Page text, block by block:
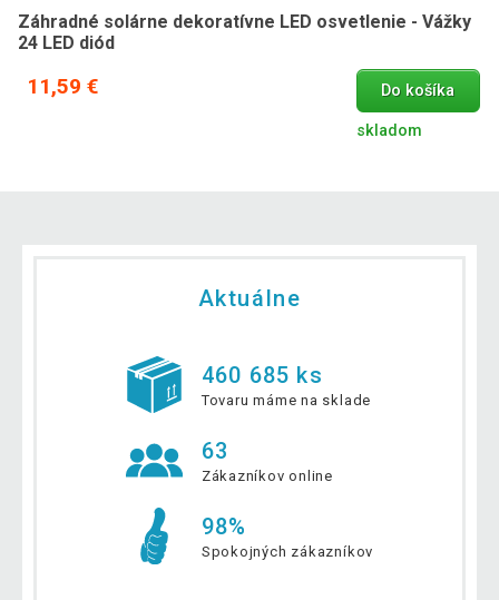
Záhradné solárne dekoratívne LED osvetlenie - Vážky
24 LED diód
11,59 € Do košíka
skladom
Aktuálne
460 685 ks
Tovaru máme na sklade
63
Zákazníkov online
98%
Spokojných zákazníkov